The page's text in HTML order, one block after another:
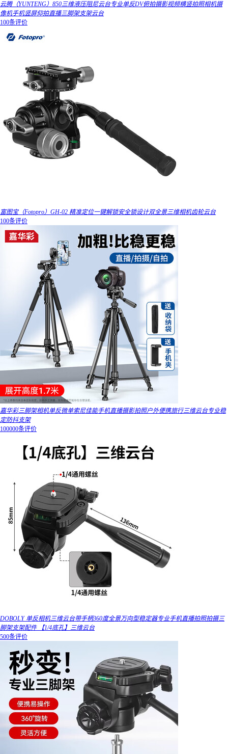
云腾（YUNTENG）850三维液压阻尼云台专业单反DV俯拍摄影视频横竖拍照相机摄
像机手机竖屏仰拍直播三脚架支架云台
100条评价
富图宝（Fotopro）GH-02 精准定位一键解锁安全锁设计双全景三维相机齿轮云台
100条评价
嘉华彩三脚架相机单反微单索尼佳能手机直播摄影拍照户外便携旅行三维云台专业稳
定防抖支架
100000条评价
DOBOLY 单反相机三维云台带手柄360度全景万向型稳定器专业手机直播拍照拍摄三
脚架支架配件 【1/4底孔】三维云台
500条评价